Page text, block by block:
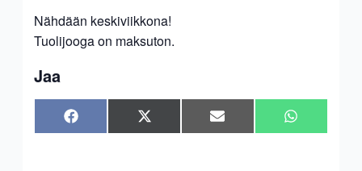
Nähdään keskiviikkona!
Tuolijooga on maksuton.
Jaa
Share
on
Facebook Share
on
X
(Twitter)
Share
on
Sähköposti Share
on
WhatsApp